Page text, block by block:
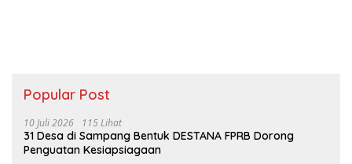
Popular Post
10 Juli 2026 115 Lihat
31 Desa di Sampang Bentuk DESTANA FPRB Dorong
Penguatan Kesiapsiagaan